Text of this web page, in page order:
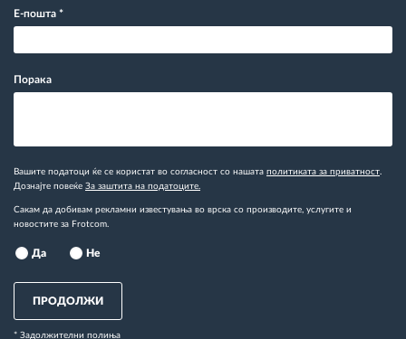
Е-пошта *
Порака
Вашите податоци ќе се користат во согласност со нашата политиката за приватност
Дознајте повеќе За заштита на податоците.
Сакам да добивам рекламни известувања во врска со производите, услугите и
новостите за Frotcom.
Да Не
ПРОДОЛЖИ
* Задолжителни полиња